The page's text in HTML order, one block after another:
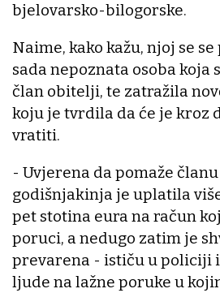
bjelovarsko-bilogorske.
Naime, kako kažu, njoj se
sada nepoznata osoba koja
član obitelji, te zatražila
koju je tvrdila da će je kroz
vratiti.
- Uvjerena da pomaže
godišnjakinja je uplatila
pet stotina eura na račun
poruci, a nedugo zatim je
prevarena - ističu u policiji
ljude na lažne poruke u